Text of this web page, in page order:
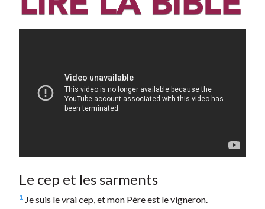
Le cep et les sarments
1 Je suis le vrai cep, et mon Père est le vigneron.